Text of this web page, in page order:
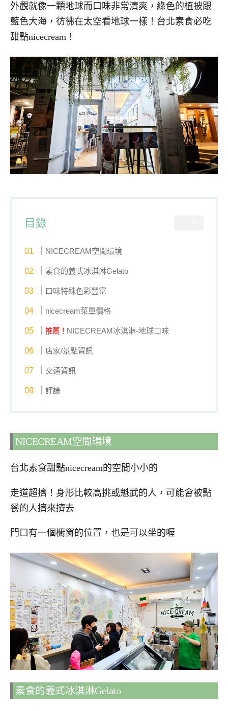
外觀就像一顆地球而口味非常清爽，綠色的植被跟
藍色大海，彷彿在太空看地球一樣！台北素食必吃
甜點nicecream！
目錄
NICECREAM空間環境
素食的義式冰淇淋Gelato
口味特殊色彩豐富
nicecream菜單價格
推薦！ NICECREAM冰淇淋-地球口味
店家/景點資訊
交通資訊
評論
NICECREAM空間環境
台北素食甜點nicecream的空間小小的
走道超擠！身形比較高挑或魁武的人，可能會被點
餐的人擠來擠去
門口有一個櫥窗的位置，也是可以坐的喔
素食的義式冰淇淋Gelato